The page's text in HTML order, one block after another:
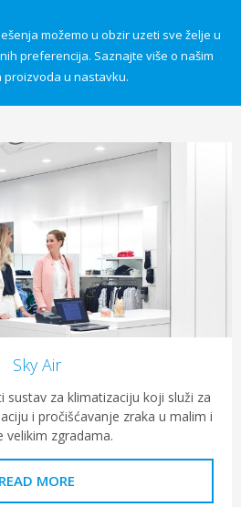
možemo u obzir uzeti sve želje u
preferencija. Saznajte više o našim
proizvoda u nastavku.
Sky Air
sustav za klimatizaciju koji služi za
i pročišćavanje zraka u malim i
velikim zgradama.
READ MORE